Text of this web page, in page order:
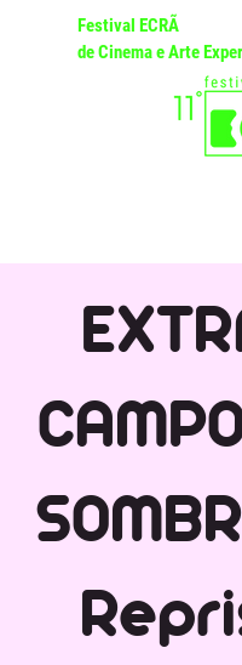
Festival ECRÃ
de Cinema e Arte